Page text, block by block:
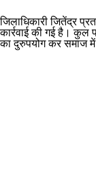
जिलाधिकारी जितेंद्र
कार्रवाई की गई है।
का दुरुपयोग कर समाज में